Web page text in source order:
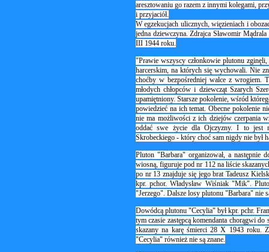
aresztowaniu go razem z innymi kolegami,
i przyjaciół.
W egzekucjach ulicznych, więzieniach i
jedna dziewczyna. Zdrajca Sławomir
III 1944 roku.
"Prawie wszyscy członkowie plutonu
harcerskim, na których się wychowali. Nie
choćby w bezpośredniej walce z wrogiem.
młodych chłopców i dziewcząt Szarych
upamiętniony. Starsze pokolenie, wśród
powiedzieć na ich temat. Obecne pokolenie
nie ma możliwości z ich dziejów czerpania
oddać swe życie dla Ojczyzny. I to jest
Skrobeckiego - który choć sam nigdy nie był
Pluton "Barbara" organizował, a
wiosną, figuruje pod nr 112 na liście
po nr 13 znajduje się jego brat Tadeusz
kpr. pchor. Władysław Wiśniak "Mik".
"Jerzego". Dalsze losy plutonu "Barbara" nie
Dowódcą plutonu "Cecylia" był kpr. pchr.
tym czasie zastępcą komendanta chorągwi
skazany na karę śmierci 28 X 1943 roku.
"Cecylia" również nie są znane.